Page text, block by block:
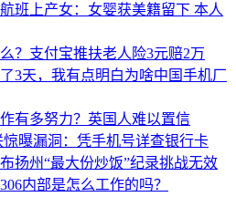
班上产女：女婴获美籍留下 本人
？支付宝推扶老人险3元赔2万
3天，我有点明白为啥中国手机厂
有多努力？英国人难以置信
惊曝漏洞：凭手机号详查银行卡
扬州“最大份炒饭”纪录挑战无效
内部是怎么工作的吗？